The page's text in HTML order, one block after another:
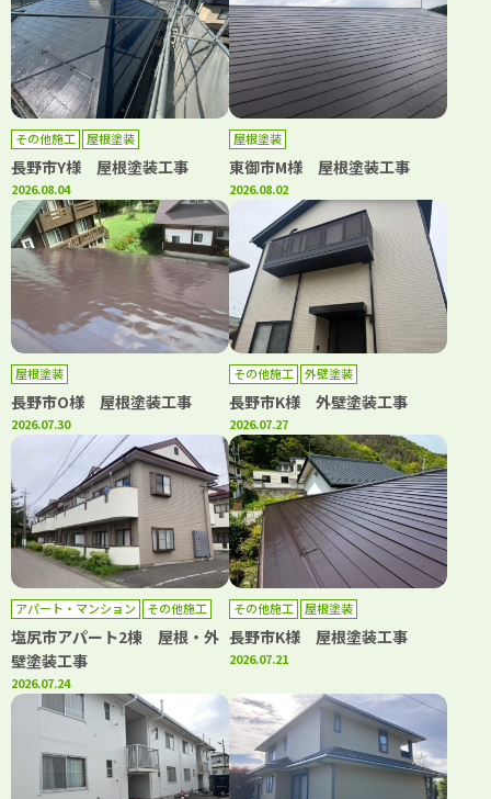
その他施工 屋根塗装
長野市Y様 屋根塗装工事
2026.08.04
屋根塗装
東御市M様 屋根塗装工事
2026.08.02
屋根塗装
長野市O様 屋根塗装工事
2026.07.30
その他施工 外壁塗装
長野市K様 外壁塗装工事
2026.07.27
アパート・マンション
その他施工
外壁塗装
屋根塗装
塩尻市アパート2棟 屋根・外
壁塗装工事
2026.07.24
その他施工 屋根塗装
長野市K様 屋根塗装工事
2026.07.21